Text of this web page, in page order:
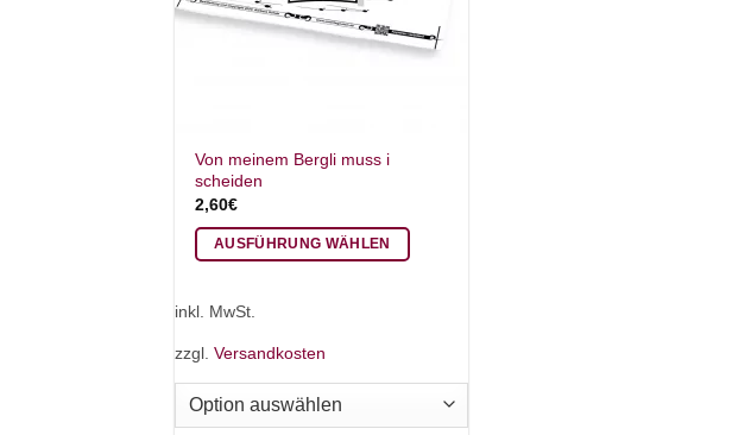
Von meinem Bergli muss i
scheiden
2,60€
AUSFÜHRUNG WÄHLEN
mehrere
Varianten
auf.
inkl. MwSt.
zzgl. Versandkosten